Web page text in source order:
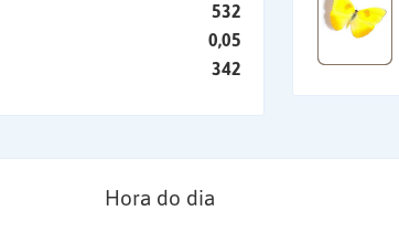
532
0,05
342
Hora do dia